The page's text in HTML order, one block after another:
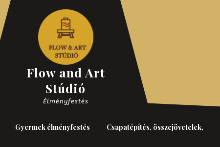
Flow and Art
Stúdió
Élményfestés
Gyermek élményfestés Csapatépítés, összejövetelek,